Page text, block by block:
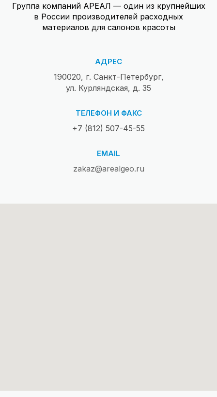
Группа компаний АРЕАЛ — один из крупнейших
в России производителей расходных
материалов для салонов красоты
АДРЕС
190020, г. Санкт-Петербург,
ул. Курляндская, д. 35
ТЕЛЕФОН И ФАКС
+7 (812) 507-45-55
EMAIL
zakaz@arealgeo.ru